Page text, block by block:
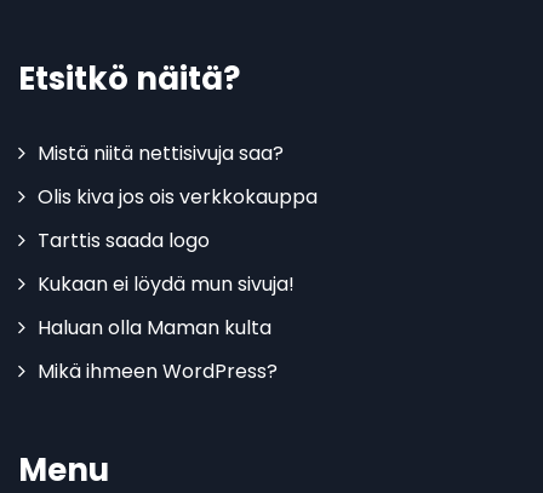
Etsitkö näitä?
Mistä niitä nettisivuja saa?
Olis kiva jos ois verkkokauppa
Tarttis saada logo
Kukaan ei löydä mun sivuja!
Haluan olla Maman kulta
Mikä ihmeen WordPress?
Menu